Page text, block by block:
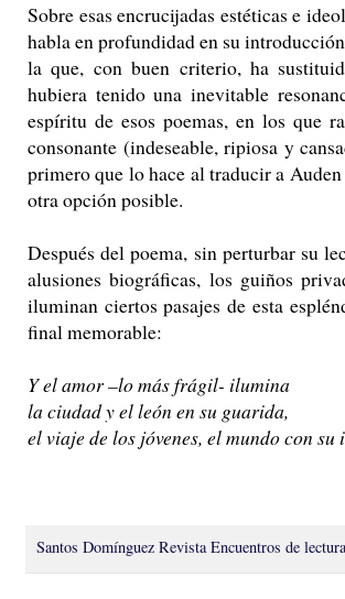
Sobre esas encrucijadas estéticas e
habla en profundidad en su
la que, con buen criterio, ha
hubiera tenido una inevitable
espíritu de esos poemas, en los que
consonante (indeseable, ripiosa y
primero que lo hace al traducir a
otra opción posible.
Después del poema, sin perturbar su
alusiones biográficas, los guiños
iluminan ciertos pasajes de esta
final memorable:
Y el amor –lo más frágil- ilumina
la ciudad y el león en su guarida,
el viaje de los jóvenes, el mundo con su
Santos Domínguez Revista Encuentros de